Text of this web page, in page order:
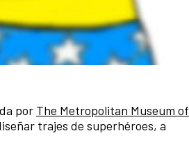
por The Metropolitan Museum of
trajes de superhéroes, a